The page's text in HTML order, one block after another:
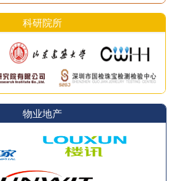
科研院所
物业地产